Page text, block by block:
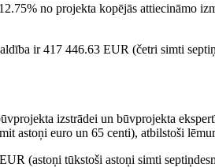
no projekta kopējās attiecināmo
ir 417 446.63 EUR (četri simti
izstrādei un būvprojekta
astoņi euro un 65 centi), atbilstoši
(astoņi tūkstoši astoņi simti